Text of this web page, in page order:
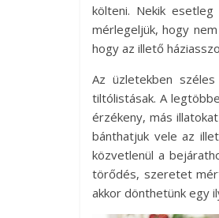
költeni. Nekik
mérlegeljük, hogy
hogy az illető
Az üzletekben
tiltólistásak. A
érzékeny, más
bánthatjuk vele az
közvetlenül a
törődés, szeretet
akkor dönthetünk egy